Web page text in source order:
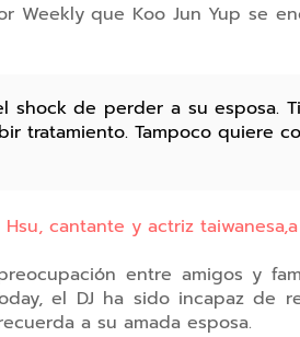
Weekly que Koo Jun Yup se
shock de perder a su esposa.
tratamiento. Tampoco quiere
cantante y actriz
entre amigos y
el DJ ha sido incapaz de
a su amada esposa.